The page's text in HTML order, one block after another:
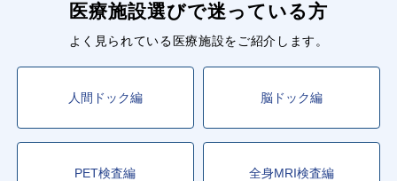
医療施設選びで迷っている方
よく見られている医療施設をご紹介します。
人間ドック編 脳ドック編
PET検査編 全身MRI検査編